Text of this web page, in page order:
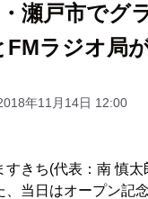
瀬戸市でグ
ラジオ局
年11月14日 12:00
きち(代表：南 慎
当日はオープン記